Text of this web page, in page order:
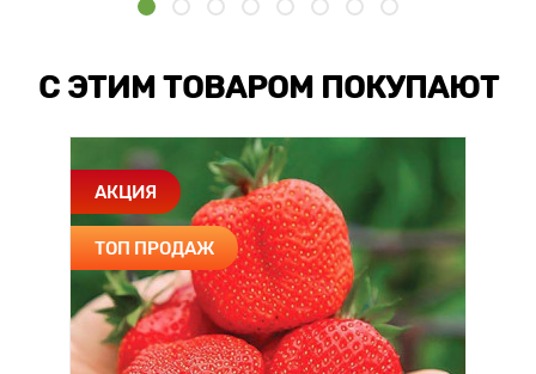
С ЭТИМ ТОВАРОМ ПОКУПАЮТ
АКЦИЯ
ТОП ПРОДАЖ